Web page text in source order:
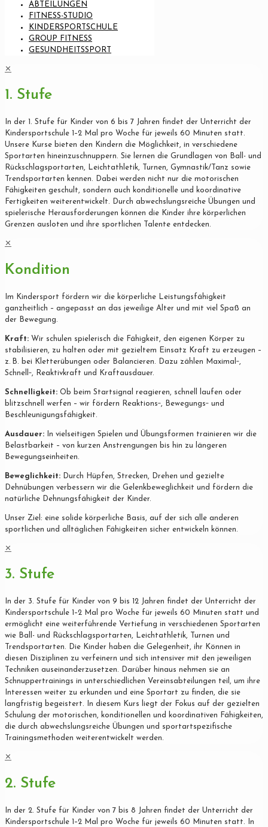
ABTEILUNGEN
FITNESS-STUDIO
KINDERSPORTSCHULE
GROUP FITNESS
GESUNDHEITSSPORT
✕
1. Stufe
In der 1. Stufe für Kinder von 6 bis 7 Jahren findet der Unterricht der
Kindersportschule 1–2 Mal pro Woche für jeweils 60 Minuten statt.
Unsere Kurse bieten den Kindern die Möglichkeit, in verschiedene
Sportarten hineinzuschnuppern. Sie lernen die Grundlagen von Ball- und
Rückschlagsportarten, Leichtathletik, Turnen, Gymnastik/Tanz sowie
Trendsportarten kennen. Dabei werden nicht nur die motorischen
Fähigkeiten geschult, sondern auch konditionelle und koordinative
Fertigkeiten weiterentwickelt. Durch abwechslungsreiche Übungen und
spielerische Herausforderungen können die Kinder ihre körperlichen
Grenzen ausloten und ihre sportlichen Talente entdecken.
✕
Kondition
Im Kindersport fördern wir die körperliche Leistungsfähigkeit
ganzheitlich – angepasst an das jeweilige Alter und mit viel Spaß an
der Bewegung.
Kraft: Wir schulen spielerisch die Fähigkeit, den eigenen Körper zu
stabilisieren, zu halten oder mit gezieltem Einsatz Kraft zu erzeugen –
z. B. bei Kletterübungen oder Balancieren. Dazu zählen Maximal‐,
Schnell‐, Reaktivkraft und Kraftausdauer.
Schnelligkeit: Ob beim Startsignal reagieren, schnell laufen oder
blitzschnell werfen – wir fördern Reaktions‐, Bewegungs‐ und
Beschleunigungsfähigkeit.
Ausdauer: In vielseitigen Spielen und Übungsformen trainieren wir die
Belastbarkeit – von kurzen Anstrengungen bis hin zu längeren
Bewegungseinheiten.
Beweglichkeit: Durch Hüpfen, Strecken, Drehen und gezielte
Dehnübungen verbessern wir die Gelenkbeweglichkeit und fördern die
natürliche Dehnungsfähigkeit der Kinder.
Unser Ziel: eine solide körperliche Basis, auf der sich alle anderen
sportlichen und alltäglichen Fähigkeiten sicher entwickeln können.
✕
3. Stufe
In der 3. Stufe für Kinder von 9 bis 12 Jahren findet der Unterricht der
Kindersportschule 1–2 Mal pro Woche für jeweils 60 Minuten statt und
ermöglicht eine weiterführende Vertiefung in verschiedenen Sportarten
wie Ball- und Rückschlagsportarten, Leichtathletik, Turnen und
Trendsportarten. Die Kinder haben die Gelegenheit, ihr Können in
diesen Disziplinen zu verfeinern und sich intensiver mit den jeweiligen
Techniken auseinanderzusetzen. Darüber hinaus nehmen sie an
Schnuppertrainings in unterschiedlichen Vereinsabteilungen teil, um ihre
Interessen weiter zu erkunden und eine Sportart zu finden, die sie
langfristig begeistert. In diesem Kurs liegt der Fokus auf der gezielten
Schulung der motorischen, konditionellen und koordinativen Fähigkeiten,
die durch abwechslungsreiche Übungen und sportartspezifische
Trainingsmethoden weiterentwickelt werden.
✕
2. Stufe
In der 2. Stufe für Kinder von 7 bis 8 Jahren findet der Unterricht der
Kindersportschule 1–2 Mal pro Woche für jeweils 60 Minuten statt. In